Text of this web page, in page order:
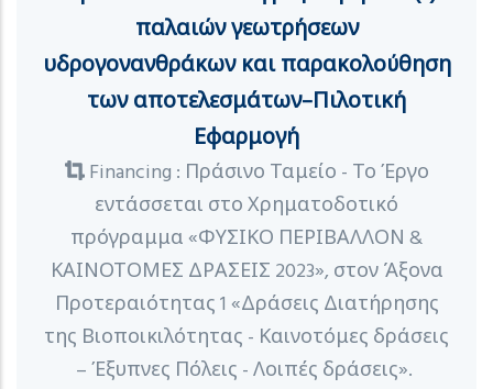
παλαιών γεωτρήσεων
υδρογονανθράκων και παρακολούθηση
των αποτελεσμάτων–Πιλοτική
Εφαρμογή
Financing : Πράσινο Ταμείο - Το Έργο
εντάσσεται στο Χρηματοδοτικό
πρόγραμμα «ΦΥΣΙΚΟ ΠΕΡΙΒΑΛΛΟΝ &
ΚΑΙΝΟΤΟΜΕΣ ΔΡΑΣΕΙΣ 2023», στον Άξονα
Προτεραιότητας 1 «Δράσεις Διατήρησης
της Βιοποικιλότητας - Καινοτόμες δράσεις
– Έξυπνες Πόλεις - Λοιπές δράσεις».